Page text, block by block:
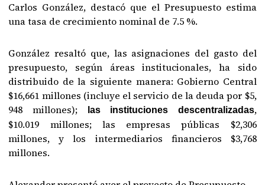
Carlos González, destacó que el Presupuesto estima
una tasa de crecimiento nominal de 7.5 %.
González resaltó que, las asignaciones del gasto del
presupuesto, según áreas institucionales, ha sido
distribuido de la siguiente manera: Gobierno Central
$16,661 millones (incluye el servicio de la deuda por $5,
948 millones);
las instituciones descentralizadas,
$10.019 millones; las empresas públicas $2,306
millones, y los intermediarios financieros $3,768
millones.